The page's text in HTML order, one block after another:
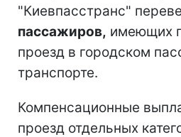
"Киевпасстранс"
пассажиров, имеющих
проезд в городском
транспорте.
Компенсационные
проезд отдельных